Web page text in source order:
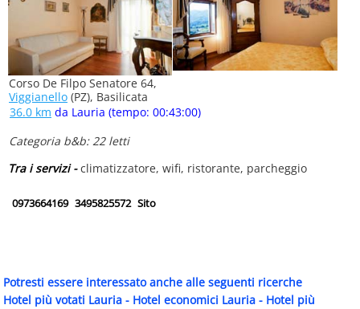
Corso De Filpo Senatore 64,
Viggianello (PZ), Basilicata
36.0 km da Lauria (tempo: 00:43:00)
Categoria b&b: 22 letti
Tra i servizi -climatizzatore, wifi, ristorante, parcheggio
0973664169 3495825572 Sito
Potresti essere interessato anche alle seguenti ricerche
Hotel più votati Lauria - Hotel economici Lauria - Hotel più